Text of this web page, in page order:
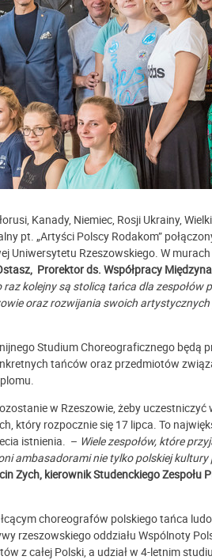
Kanady, Niemiec, Rosji Ukrainy,
pt. „Artyści Polscy Rodakom”
Uniwersytetu Rzeszowskiego. W
Prorektor ds. Współpracy
kolejny są stolicą tańca dla zespołów
oraz rozwijania swoich
Studium Choreograficznego będą
tańców oraz przedmiotów
w Rzeszowie, żeby uczestniczyć
który rozpocznie się 17 lipca. To
istnienia. – Wiele zespołów, które
ambasadorami nie tylko polskiej kultury
Zych, kierownik Studenckiego Zespołu
choreografów polskiego tańca
rzeszowskiego oddziału Wspólnoty
z całej Polski, a udział w 4-letnim